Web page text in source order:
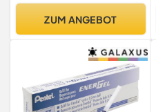
ZUM ANGEBOT